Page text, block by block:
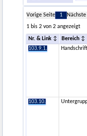
Vorige Seite 1
1 bis 2 von 2 angezeigt
Nr. & Link Bereich
103.9.1.
Handschrift
103.10.